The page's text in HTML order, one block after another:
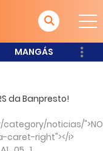
MANGÁS
da Banpresto!
noticias/
caret-right"></i>